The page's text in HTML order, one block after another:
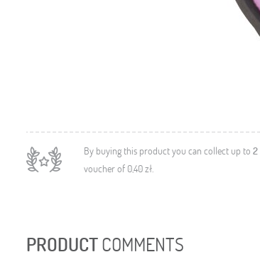
By buying this product you can collect up to 2
voucher of 0,40 zł.
PRODUCTCOMMENTS